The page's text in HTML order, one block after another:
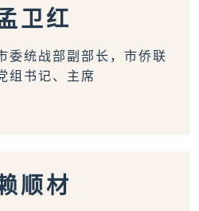
卫红
委统战部副部长，市侨联
组书记、主席
顺材